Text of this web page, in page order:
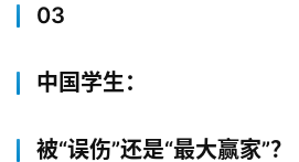
03
中国学生：
被“误伤”还是“最大赢家”？